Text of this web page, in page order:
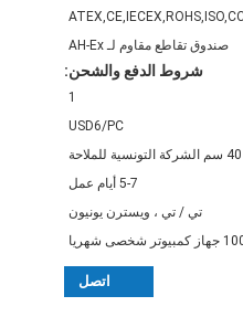
صندوق تقاطع مقاوم لـ AH-Ex
شروط الدفع والشحن:
1
USD6/PC
5-7 أيام عمل
تي / تي ، ويسترن يونيون
شخصى شهريا
اتصل